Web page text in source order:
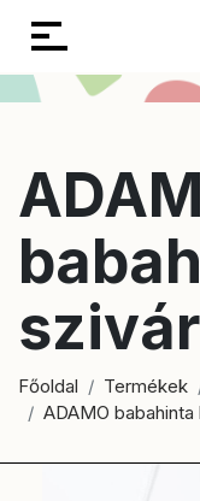
Főoldal Termékek
ADAMO